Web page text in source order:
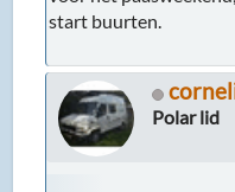
start buurten.
Polar lid